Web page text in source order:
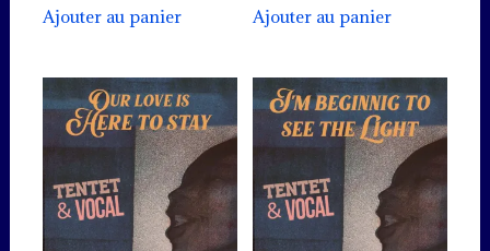
Ajouter au panier Ajouter au panier